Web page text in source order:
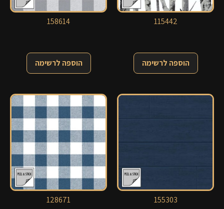
158614
הוספה לרשימה
115442
הוספה לרשימה
128671 155303